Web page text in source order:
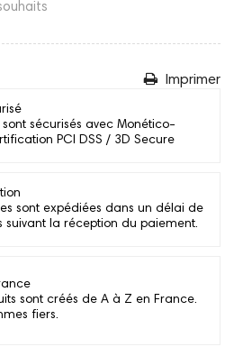
Imprimer
sécurisés avec Monético-
PCI DSS / 3D Secure
sont expédiées dans un délai de
suivant la réception du paiement.
sont créés de A à Z en France.
fiers.